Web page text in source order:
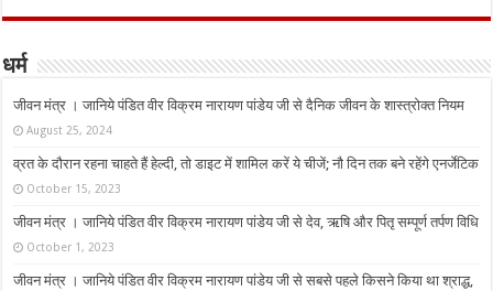
धर्म
जीवन मंत्र । जानिये पंडित वीर विक्रम नारायण पांडेय जी से दैनिक जीवन के शास्त्रोक्त नियम
August 25, 2024
व्रत के दौरान रहना चाहते हैं हेल्दी, तो डाइट में शामिल करें ये चीजें; नौ दिन तक बने रहेंगे एनर्जेटिक
October 15, 2023
जीवन मंत्र । जानिये पंडित वीर विक्रम नारायण पांडेय जी से देव, ऋषि और पितृ सम्पूर्ण तर्पण विधि
October 1, 2023
जीवन मंत्र । जानिये पंडित वीर विक्रम नारायण पांडेय जी से सबसे पहले किसने किया था श्राद्ध,